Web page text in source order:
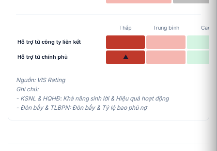
Thấp Trung bình Cao
Hỗ trợ từ công ty liên kết
Hỗ trợ từ chính phủ ▲
Nguồn: VIS Rating
Ghi chú:
- KSNL & HQHĐ: Khả năng sinh lời & Hiệu quả hoạt động
- Đòn bẩy & TLBPN: Đòn bẩy & Tỷ lệ bao phủ nợ